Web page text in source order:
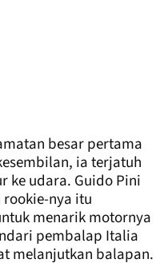
besar pertama
ia terjatuh
ke udara. Guido Pini
nya itu
menarik motornya
pembalap Italia
melanjutkan balapan.